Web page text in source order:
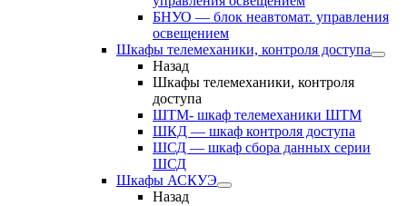
БНУО — блок неавтомат. управления
освещением
Шкафы телемеханики, контроля доступа
Назад
Шкафы телемеханики, контроля
доступа
ШТМ- шкаф телемеханики ШТМ
ШКД — шкаф контроля доступа
ШСД — шкаф сбора данных серии
ШСД
Шкафы АСКУЭ
Назад